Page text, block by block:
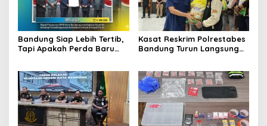
Bandung Siap Lebih Tertib,
Tapi Apakah Perda Baru
Kasat Reskrim Polrestabes
Bandung Turun Langsung